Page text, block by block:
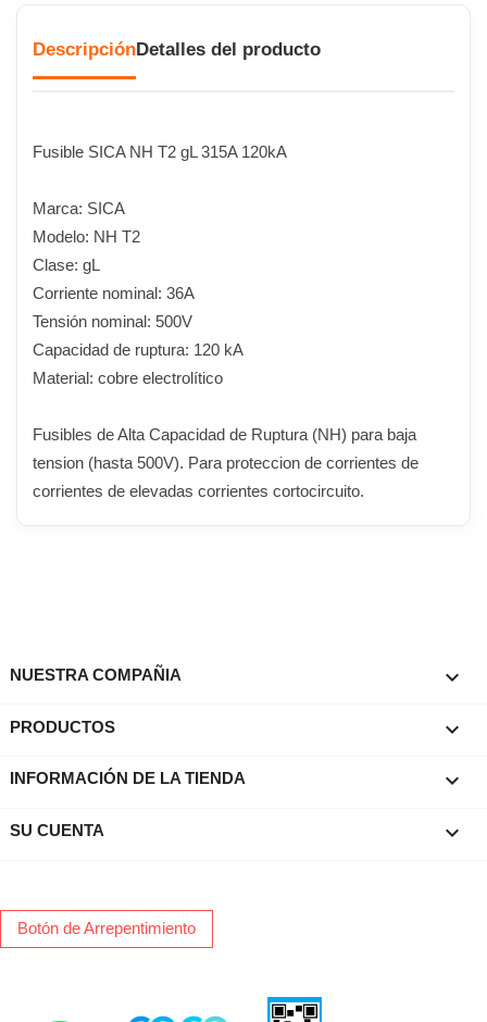
DescripciónDetalles del producto
Fusible SICA NH T2 gL 315A 120kA
Marca: SICA
Modelo: NH T2
Clase: gL
Corriente nominal: 36A
Tensión nominal: 500V
Capacidad de ruptura: 120 kA
Material: cobre electrolítico
Fusibles de Alta Capacidad de Ruptura (NH) para baja
tension (hasta 500V). Para proteccion de corrientes de
corrientes de elevadas corrientes cortocircuito.
NUESTRA COMPAÑIA 
PRODUCTOS 
INFORMACIÓN DE LA TIENDA keyboard_arrow_down
SU CUENTA 
Botón de Arrepentimiento